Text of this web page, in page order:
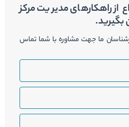
از راهکارهای مدیریت مرکز
بگیرید.
ما جهت مشاوره با شما تماس